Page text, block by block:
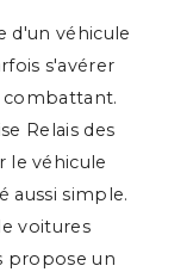
d'un véhicule
s'avérer
combattant.
Relais des
le véhicule
aussi simple.
voitures
propose un